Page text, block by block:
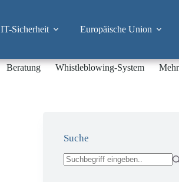
IT-Sicherheit Europäische Union
Beratung Whistleblowing-System Mehr
Suche